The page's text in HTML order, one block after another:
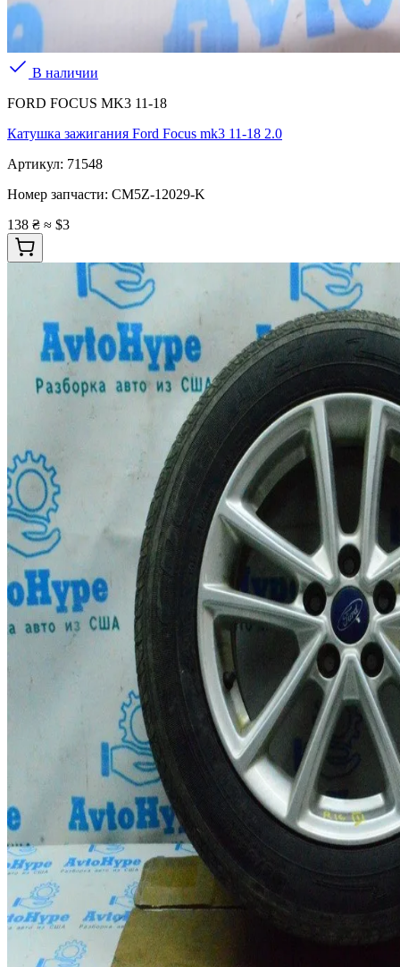
В наличии
FORD FOCUS MK3 11-18
Катушка зажигания Ford Focus mk3 11-18 2.0
Артикул: 71548
Номер запчасти: CM5Z-12029-K
138 ₴ ≈ $3